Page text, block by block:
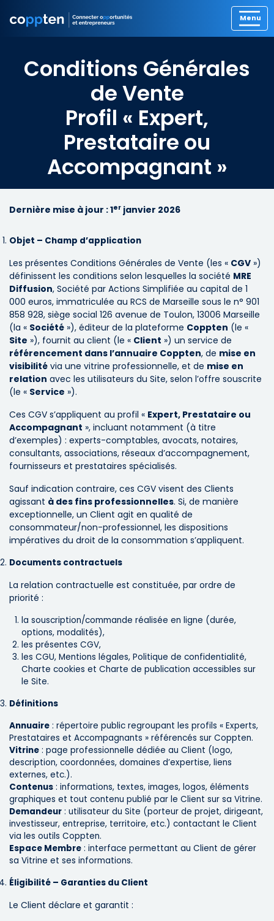
Conditions Générales
de Vente
Profil « Expert,
Prestataire ou
Accompagnant »
Dernière mise à jour :1er janvier 2026
Objet – Champ d’application
Les présentes Conditions Générales de Vente (les « CGV »)
définissent les conditions selon lesquelles la société MRE
Diffusion, Société par Actions Simplifiée au capital de 1
000 euros, immatriculée au RCS de Marseille sous le n° 901
858 928, siège social 126 avenue de Toulon, 13006 Marseille
(la « Société »), éditeur de la plateforme Coppten (le «
Site »), fournit au client (le « Client ») un service de
référencement dans l’annuaire Coppten, de mise en
visibilité via une vitrine professionnelle, et de mise en
relation avec les utilisateurs du Site, selon l’offre souscrite
(le « Service »).
Ces CGV s’appliquent au profil « Expert, Prestataire ou
Accompagnant », incluant notamment (à titre
d’exemples) : experts-comptables, avocats, notaires,
consultants, associations, réseaux d’accompagnement,
fournisseurs et prestataires spécialisés.
Sauf indication contraire, ces CGV visent des Clients
agissant à des fins professionnelles. Si, de manière
exceptionnelle, un Client agit en qualité de
consommateur/non-professionnel, les dispositions
impératives du droit de la consommation s’appliquent.
Documents contractuels
La relation contractuelle est constituée, par ordre de
priorité :
la souscription/commande réalisée en ligne (durée,
options, modalités),
les présentes CGV,
les CGU, Mentions légales, Politique de confidentialité,
Charte cookies et Charte de publication accessibles sur
le Site.
Définitions
Annuaire : répertoire public regroupant les profils « Experts,
Prestataires et Accompagnants » référencés sur Coppten.
Vitrine : page professionnelle dédiée au Client (logo,
description, coordonnées, domaines d’expertise, liens
externes, etc.).
Contenus : informations, textes, images, logos, éléments
graphiques et tout contenu publié par le Client sur sa Vitrine.
Demandeur : utilisateur du Site (porteur de projet, dirigeant,
investisseur, entreprise, territoire, etc.) contactant le Client
via les outils Coppten.
Espace Membre : interface permettant au Client de gérer
sa Vitrine et ses informations.
Éligibilité – Garanties du Client
Le Client déclare et garantit :